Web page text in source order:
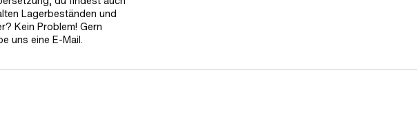
Lagerbeständen und
Kein Problem! Gern
uns eine E-Mail.